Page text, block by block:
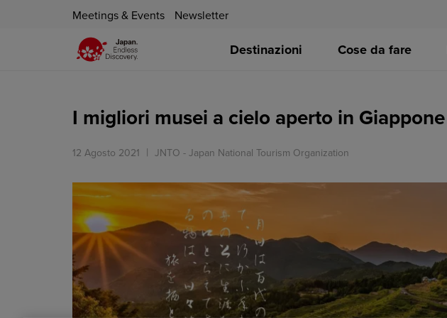
Meetings & Events Newsletter
Destinazioni Cose da fare
I migliori musei a cielo aperto in Giappone
12 Agosto 2021 JNTO - Japan National Tourism Organization